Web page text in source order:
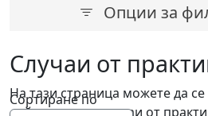
Опции за
Сортиране по
Случаи от
На тази страница можете да се
действителни случаи от